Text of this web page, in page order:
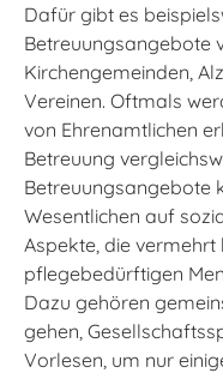
Dafür gibt es
Betreuungsangebote
Kirchengemeinden,
Vereinen. Oftmals
von Ehrenamtlichen
Betreuung
Betreuungsangebote
Wesentlichen auf
Aspekte, die
pflegebedürftigen
Dazu gehören
gehen,
Vorlesen, um nur